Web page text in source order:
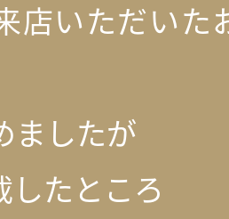
店いただいた
ましたが
したところ